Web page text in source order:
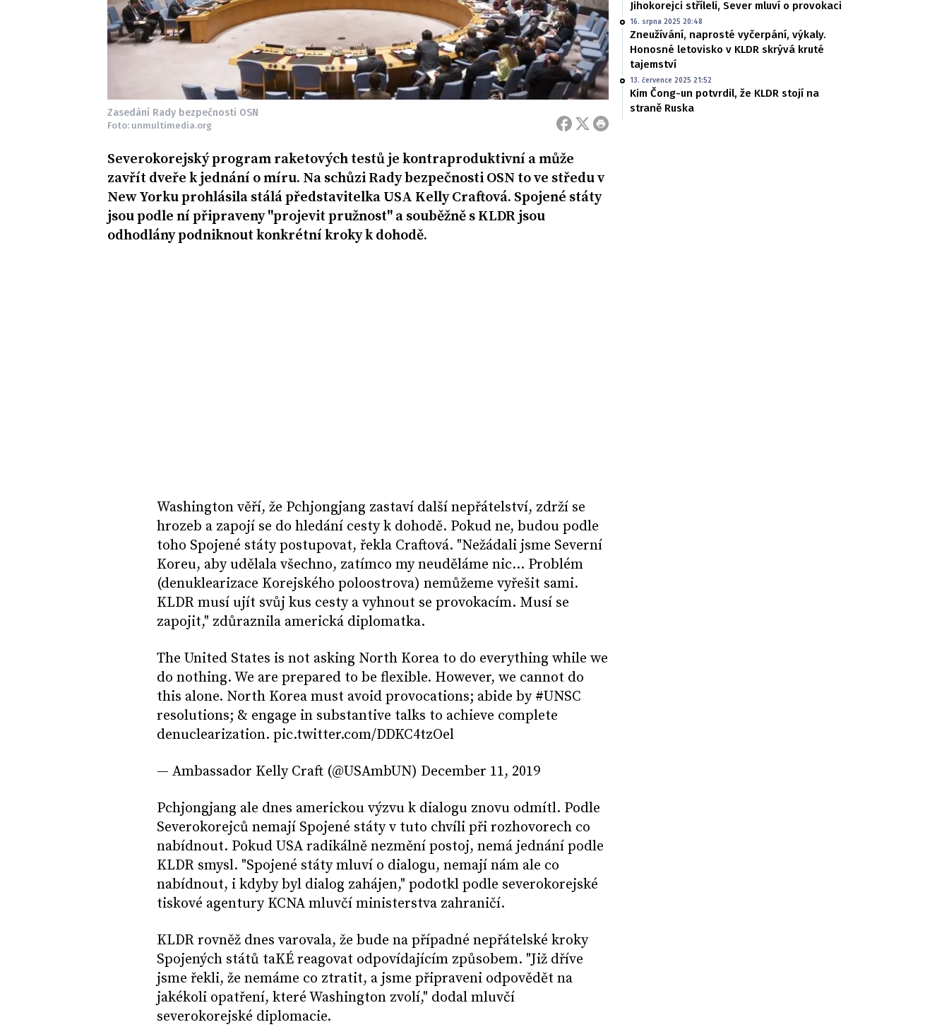
Zasedání Rady bezpečnosti OSN
Foto: unmultimedia.org
Severokorejský program raketových testů je kontraproduktivní a může
zavřít dveře k jednání o míru. Na schůzi Rady bezpečnosti OSN to ve středu v
New Yorku prohlásila stálá představitelka USA Kelly Craftová. Spojené státy
jsou podle ní připraveny "projevit pružnost" a souběžně s KLDR jsou
odhodlány podniknout konkrétní kroky k dohodě.
Washington věří, že Pchjongjang zastaví další nepřátelství, zdrží se
hrozeb a zapojí se do hledání cesty k dohodě. Pokud ne, budou podle
toho Spojené státy postupovat, řekla Craftová. "Nežádali jsme Severní
Koreu, aby udělala všechno, zatímco my neuděláme nic... Problém
(denuklearizace Korejského poloostrova) nemůžeme vyřešit sami.
KLDR musí ujít svůj kus cesty a vyhnout se provokacím. Musí se
zapojit," zdůraznila americká diplomatka.
The United States is not asking North Korea to do everything while we
do nothing. We are prepared to be flexible. However, we cannot do
this alone. North Korea must avoid provocations; abide by #UNSC
resolutions; & engage in substantive talks to achieve complete
denuclearization. pic.twitter.com/DDKC4tzOel
— Ambassador Kelly Craft (@USAmbUN) December 11, 2019
Pchjongjang ale dnes americkou výzvu k dialogu znovu odmítl. Podle
Severokorejců nemají Spojené státy v tuto chvíli při rozhovorech co
nabídnout. Pokud USA radikálně nezmění postoj, nemá jednání podle
KLDR smysl. "Spojené státy mluví o dialogu, nemají nám ale co
nabídnout, i kdyby byl dialog zahájen," podotkl podle severokorejské
tiskové agentury KCNA mluvčí ministerstva zahraničí.
KLDR rovněž dnes varovala, že bude na případné nepřátelské kroky
Spojených států taKÉ reagovat odpovídajícím způsobem. "Již dříve
jsme řekli, že nemáme co ztratit, a jsme připraveni odpovědět na
jakékoli opatření, které Washington zvolí," dodal mluvčí
severokorejské diplomacie.
Jihokorejci stříleli, Sever mluví o provokaci
16. srpna 2025 20:48
Zneužívání, naprosté vyčerpání, výkaly.
Honosné letovisko v KLDR skrývá kruté
tajemství
13. července 2025 21:52
Kim Čong-un potvrdil, že KLDR stojí na
straně Ruska